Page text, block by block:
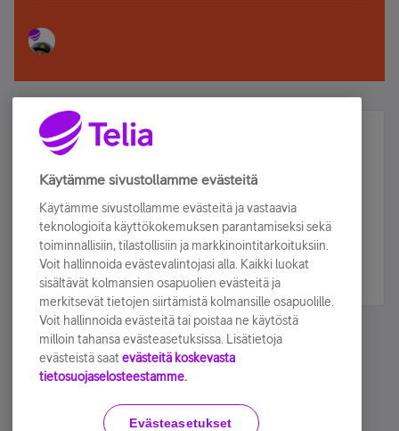
Älä jää paitsi – osallistu ja voita!
Tilaa Telian uutiskirje ja olet mukana arvonnassa.
sähköpostiisi.
Tilaa nyt
Käyttöehdot Accessibility statement
Käytämme sivustollamme evästeitä
Käytämme sivustollamme evästeitä ja vastaavia
teknologioita käyttökokemuksen parantamiseksi sekä
toiminnallisiin, tilastollisiin ja markkinointitarkoituksiin.
Voit hallinnoida evästevalintojasi alla. Kaikki luokat
sisältävät kolmansien osapuolien evästeitä ja
merkitsevät tietojen siirtämistä kolmansille osapuolille.
Voit hallinnoida evästeitä tai poistaa ne käytöstä
milloin tahansa evästeasetuksissa. Lisätietoja
evästeistä saat evästeitä koskevasta
tietosuojaselosteestamme.
Evästeasetukset